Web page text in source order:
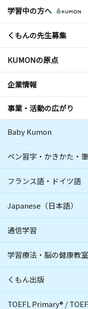
学習中の方へ
くもんの先生募集
KUMONの原点
企業情報
事業・活動の広がり
Baby Kumon
ペン習字・かきかた・
フランス語・ドイツ語
Japanese（日本語）
通信学習
学習療法・脳の健康教
くもん出版
TOEFL Primary® /